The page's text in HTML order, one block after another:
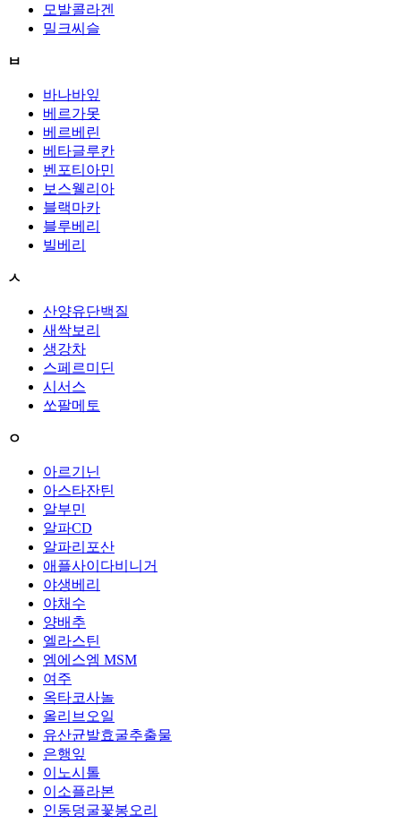
모발콜라겐
밀크씨슬
ㅂ
바나바잎
베르가못
베르베린
베타글루칸
벤포티아민
보스웰리아
블랙마카
블루베리
빌베리
ㅅ
산양유단백질
새싹보리
생강차
스페르미딘
시서스
쏘팔메토
ㅇ
아르기닌
아스타잔틴
알부민
알파CD
알파리포산
애플사이다비니거
야생베리
야채수
양배추
엘라스틴
엠에스엠 MSM
여주
옥타코사놀
올리브오일
유산균발효굴추출물
은행잎
이노시톨
이소플라본
인동덩굴꽃봉오리